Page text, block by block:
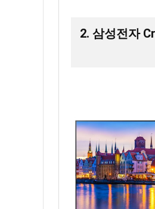
2. 삼성전자